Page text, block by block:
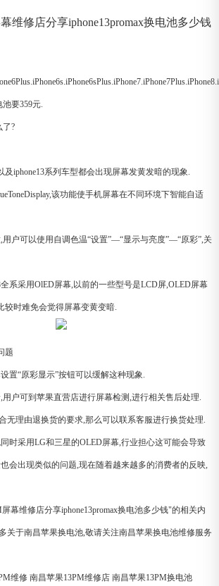
维修店分享iphone13promax换电池多少钱
要359元.
了?
及iphone13系列车型都会出现屏幕发黄发暗的现象.
该功能使手机屏幕在不同环境下智能自适
户可以使用自调色温“设置”—“显示与亮度”—“原彩”,关
全系采用OlED屏幕,以前的一些型号是LCD屏,OLED屏幕
较时难免会觉得屏幕变黄变暗.
题
置“原彩显示”按钮可以缓解这种现象.
户可到苹果直营店进行屏幕检测,进行相关售后处理.
无理由退换货的要求,那么可以联系客服进行换货处理.
时采用LG和三星的OLED屏幕,行业担心这可能会导致
会出现类似的问题,现在随着越来越多的消费者的反映,
幕维修店分享iphone13promax换电池多少钱"的相关内
关于南昌苹果换电池,敬请关注南昌苹果换电池维修服务
维修 南昌苹果13PM维修店 南昌苹果13PM换电池